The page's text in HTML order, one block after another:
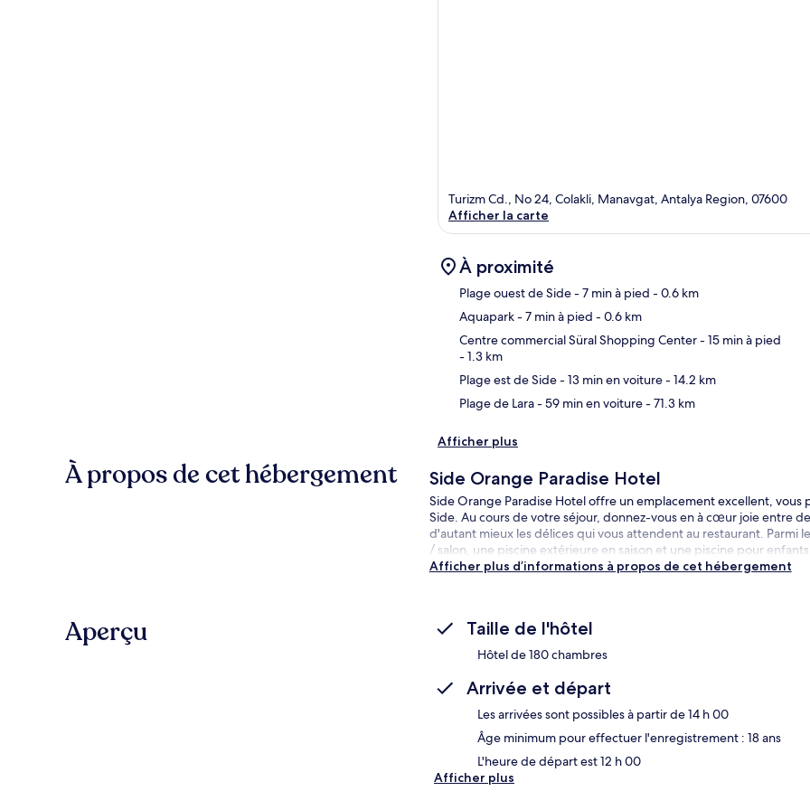
Turizm Cd., No 24, Colakli, Manavgat, Antalya Region, 07600
Afficher la carte
À proximité
Plage ouest de Side- 7 min à pied - 0.6 km
Aquapark- 7 min à pied - 0.6 km
Centre commercial Süral Shopping Center- 15 min à pied
- 1.3 km
Plage est de Side- 13 min en voiture- 14.2 km
Plage de Lara- 59 min en voiture- 71.3 km
Afficher plus
À propos de cet hébergement Side Orange Paradise Hotel
Side Orange Paradise Hotel offre un emplacement excellent, vous
Side. Au cours de votre séjour, donnez-vous en à cœur joie entre
d'autant mieux les délices qui vous attendent au restaurant. Parmi
/ salon, une piscine extérieure en saison et une piscine pour
Afficher plus d’informations à propos de cet hébergement
Aperçu Taille de l'hôtel
Hôtel de 180 chambres
Arrivée et départ
Les arrivées sont possibles à partir de 14 h 00
Âge minimum pour effectuer l'enregistrement : 18 ans
L'heure de départ est 12 h 00
Afficher plus